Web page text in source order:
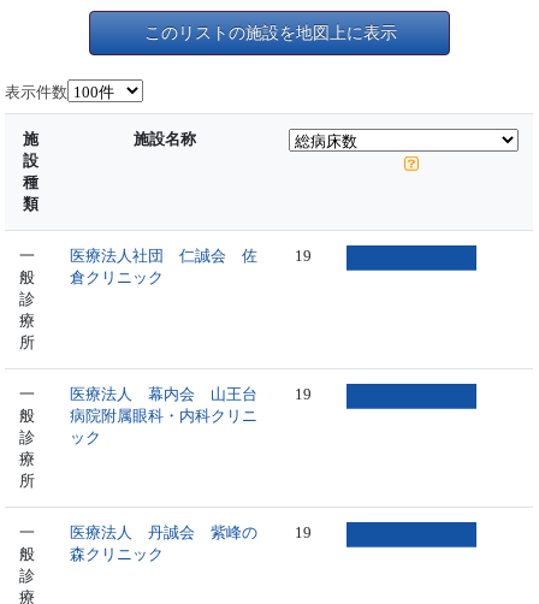
このリストの施設を地図上に表示
表示件数
施
設
種
類
施設名称
一
般
診
療
所
医療法人社団 仁誠会 佐
倉クリニック
19
一
般
診
療
所
医療法人 幕内会 山王台
病院附属眼科・内科クリニ
ック
19
一
般
診
療
医療法人 丹誠会 紫峰の
森クリニック
19